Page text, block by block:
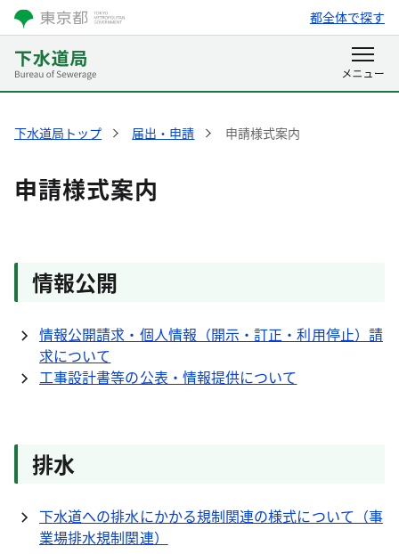
都全体で探す
下水道局トップ 届出・申請 申請様式案内
申請様式案内
情報公開
情報公開請求・個人情報（開示・訂正・利用停止）請
求について
工事設計書等の公表・情報提供について
排水
下水道への排水にかかる規制関連の様式について（事
業場排水規制関連）